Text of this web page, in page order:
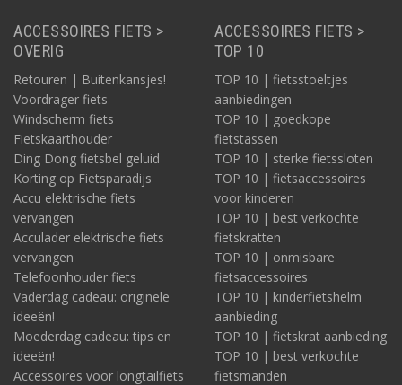
ACCESSOIRES FIETS >
OVERIG
Retouren | Buitenkansjes!
Voordrager fiets
Windscherm fiets
Fietskaarthouder
Ding Dong fietsbel geluid
Korting op Fietsparadijs
Accu elektrische fiets
vervangen
Acculader elektrische fiets
vervangen
Telefoonhouder fiets
Vaderdag cadeau: originele
ideeën!
Moederdag cadeau: tips en
ideeën!
Accessoires voor longtailfiets
ACCESSOIRES FIETS >
TOP 10
TOP 10 | fietsstoeltjes
aanbiedingen
TOP 10 | goedkope
fietstassen
TOP 10 | sterke fietssloten
TOP 10 | fietsaccessoires
voor kinderen
TOP 10 | best verkochte
fietskratten
TOP 10 | onmisbare
fietsaccessoires
TOP 10 | kinderfietshelm
aanbieding
TOP 10 | fietskrat aanbieding
TOP 10 | best verkochte
fietsmanden